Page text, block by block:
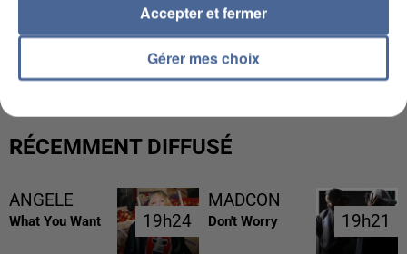
UNE TOURISTE DE L’OISE EMPORTÉE PAR UNE
COULÉE DE BOUE EN HAUTE-SAVOIE
RÉCEMMENT DIFFUSÉ
ANGELE
What You Want 19h24
19h24
MADCON
Don't Worry 19h21
19h21
Gérer mes choix
Accepter et fermer